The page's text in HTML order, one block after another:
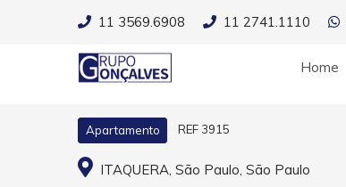
11 3569.6908 11 2741.1110
Home
Apartamento REF 3915
ITAQUERA, São Paulo, São Paulo